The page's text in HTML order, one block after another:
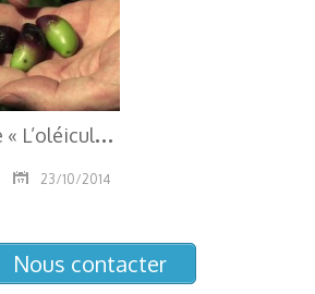
R
eportage « L’oléiculture biologique, c’est tout naturel »
23/10/2014
Nous contacter